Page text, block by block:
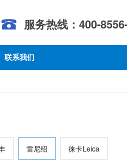
服务热线：400-
联系我们
雷尼绍 徕卡Leica